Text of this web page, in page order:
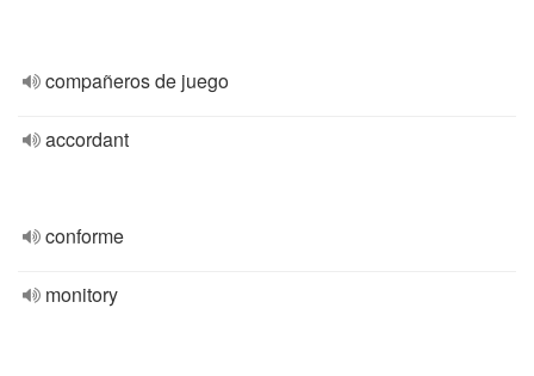
compañeros de juego
accordant
conforme
monitory